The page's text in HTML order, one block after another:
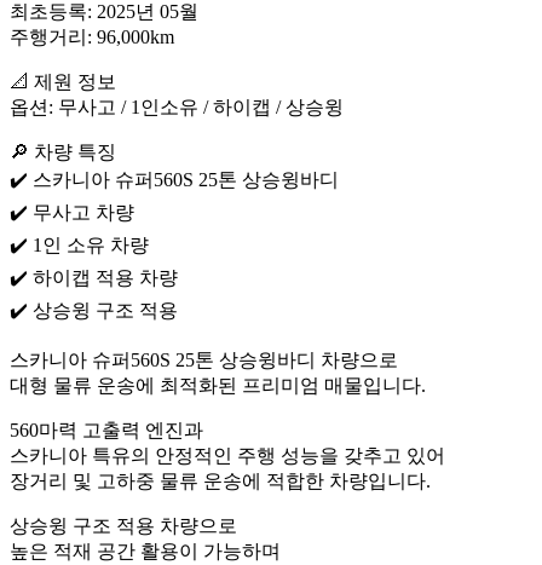
최초등록: 2025년 05월
주행거리: 96,000km
📐 제원 정보
옵션: 무사고 / 1인소유 / 하이캡 / 상승윙
🔎 차량 특징
✔️ 스카니아 슈퍼560S 25톤 상승윙바디
✔️ 무사고 차량
✔️ 1인 소유 차량
✔️ 하이캡 적용 차량
✔️ 상승윙 구조 적용
스카니아 슈퍼560S 25톤 상승윙바디 차량으로
대형 물류 운송에 최적화된 프리미엄 매물입니다.
560마력 고출력 엔진과
스카니아 특유의 안정적인 주행 성능을 갖추고 있어
장거리 및 고하중 물류 운송에 적합한 차량입니다.
상승윙 구조 적용 차량으로
높은 적재 공간 활용이 가능하며